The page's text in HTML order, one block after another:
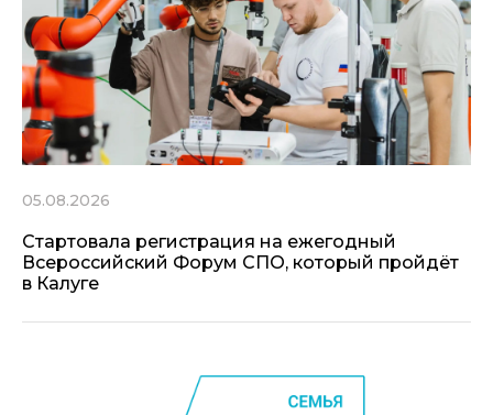
05.08.2026
Стартовала регистрация на ежегодный
Всероссийский Форум СПО, который пройдёт
в Калуге